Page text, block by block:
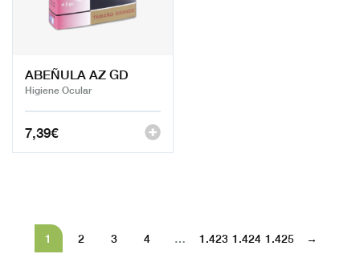
ABEÑULA AZ GD
Higiene Ocular
7,39€
1 2 3 4 … 1.423 1.424 1.425 →